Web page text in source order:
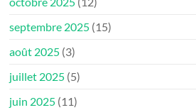
septembre 2025 (15)
août 2025 (3)
juillet 2025 (5)
juin 2025 (11)